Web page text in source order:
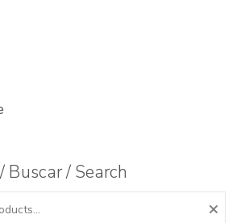
Buscar / Search